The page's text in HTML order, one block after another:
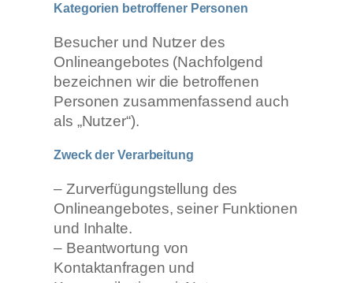
Kategorien betroffener Personen
Besucher und Nutzer des
Onlineangebotes (Nachfolgend
bezeichnen wir die betroffenen
Personen zusammenfassend auch
als „Nutzer“).
Zweck der Verarbeitung
– Zurverfügungstellung des
Onlineangebotes, seiner Funktionen
und Inhalte.
– Beantwortung von
Kontaktanfragen und